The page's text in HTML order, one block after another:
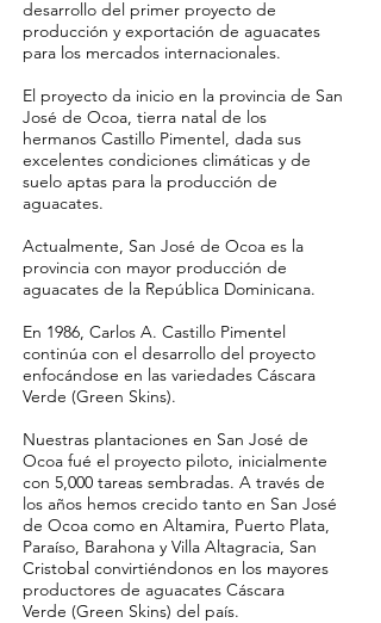
desarrollo del primer proyecto de
producción y exportación de aguacates
para los mercados internacionales.
El proyecto da inicio en la provincia de San
José de Ocoa, tierra natal de los
hermanos Castillo Pimentel, dada sus
excelentes condiciones climáticas y de
suelo aptas para la producción de
aguacates.
Actualmente, San José de Ocoa es la
provincia con mayor producción de
aguacates de la República Dominicana.
En 1986, Carlos A. Castillo Pimentel
continúa con el desarrollo del proyecto
enfocándose en las variedades Cáscara
Verde (Green Skins).
Nuestras plantaciones en San José de
Ocoa fué el proyecto piloto, inicialmente
con 5,000 tareas sembradas. A través de
los años hemos crecido tanto en San José
de Ocoa como en Altamira, Puerto Plata,
Paraíso, Barahona y Villa Altagracia, San
Cristobal convirtiéndonos en los mayores
productores de aguacates Cáscara
Verde (Green Skins) del país.